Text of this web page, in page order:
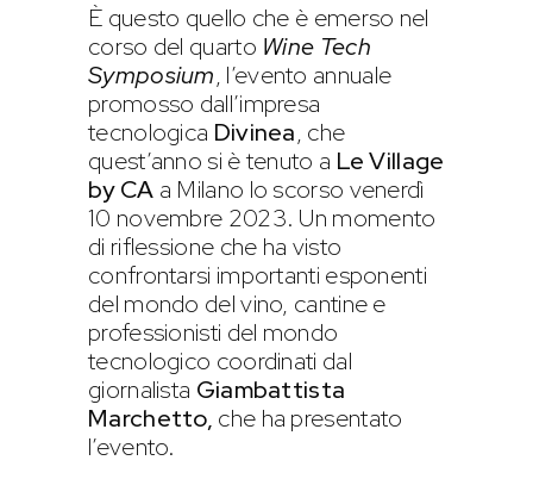
È questo quello che è emerso nel
corso del quarto Wine Tech
Symposium, l’evento annuale
promosso dall’impresa
tecnologica Divinea, che
quest’anno si è tenuto a Le Village
by CA a Milano lo scorso venerdì
10 novembre 2023. Un momento
di riflessione che ha visto
confrontarsi importanti esponenti
del mondo del vino, cantine e
professionisti del mondo
tecnologico coordinati dal
giornalista Giambattista
Marchetto, che ha presentato
l’evento.